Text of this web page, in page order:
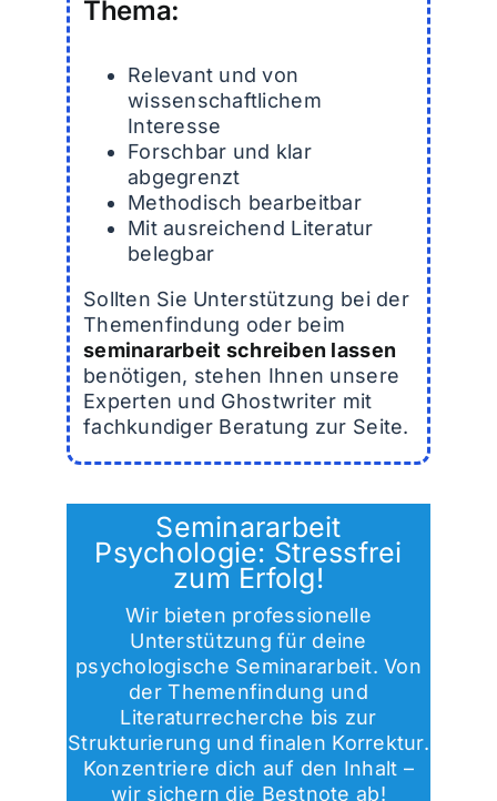
Thema:
Relevant und von
wissenschaftlichem
Interesse
Forschbar und klar
abgegrenzt
Methodisch bearbeitbar
Mit ausreichend Literatur
belegbar
Sollten Sie Unterstützung bei der
Themenfindung oder beim
seminararbeit schreiben lassen
benötigen, stehen Ihnen unsere
Experten und Ghostwriter mit
fachkundiger Beratung zur Seite.
Seminararbeit
Psychologie: Stressfrei
zum Erfolg!
Wir bieten professionelle
Unterstützung für deine
psychologische Seminararbeit. Von
der Themenfindung und
Literaturrecherche bis zur
Strukturierung und finalen Korrektur.
Konzentriere dich auf den Inhalt –
wir sichern die Bestnote ab!